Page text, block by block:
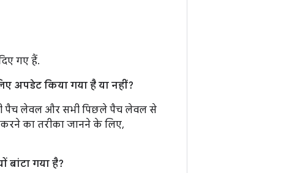
गए हैं.
अपडेट किया गया है या नहीं?
पैच लेवल और सभी पिछले पैच लेवल से
का तरीका जानने के लिए,
बांटा गया है?